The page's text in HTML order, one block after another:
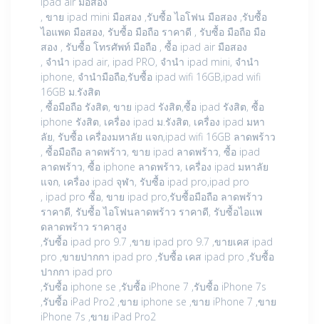
, ขาย ipad mini มือสอง ,รับซื้อ ไอโฟน มือสอง ,รับซื้อ
ไอแพด มือสอง, รับซื้อ มือถือ ราคาดี , รับซื้อ มือถือ มือ
สอง , รับซื้อ โทรศัพท์ มือถือ , ซื้อ ipad air มือสอง
, จำนำ ipad air, ipad PRO, จำนำ ipad mini, จำนำ
iphone, จำนำมือถือ,รับซื้อ ipad wifi 16GB,ipad wifi
16GB ม.รังสิต
, ซื้อมือถือ รังสิต, ขาย ipad รังสิต,ซื้อ ipad รังสิต, ซื้อ
iphone รังสิต, เครื่อง ipad ม.รังสิต, เครื่อง ipad มหา
ลัย, รับซื้อ เครื่องมหาลัย แจก,ipad wifi 16GB ลาดพร้าว
, ซื้อมือถือ ลาดพร้าว, ขาย ipad ลาดพร้าว, ซื้อ ipad
ลาดพร้าว, ซื้อ iphone ลาดพร้าว, เครื่อง ipad มหาลัย
แจก, เครื่อง ipad จุฬา, รับซื้อ ipad pro,ipad pro
, ipad pro ซื้อ, ขาย ipad pro,รับซื้อมือถือ ลาดพร้าว
ราคาดี, รับซื้อ ไอโฟนลาดพร้าว ราคาดี, รับซื้อไอแพ
ดลาดพร้าว ราคาสูง
,รับซื้อ ipad pro 9.7 ,ขาย ipad pro 9.7 ,ขายเคส ipad
pro ,ขายปากกา ipad pro ,รับซื้อ เคส ipad pro ,รับซื้อ
ปากกา ipad pro
,รับซื้อ iphone se ,รับซื้อ iPhone 7 ,รับซื้อ iPhone 7s
,รับซื้อ iPad Pro2 ,ขาย iphone se ,ขาย iPhone 7 ,ขาย
iPhone 7s ,ขาย iPad Pro2